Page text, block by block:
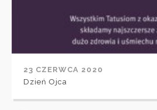
23 CZERWCA 2020
Dzień Ojca